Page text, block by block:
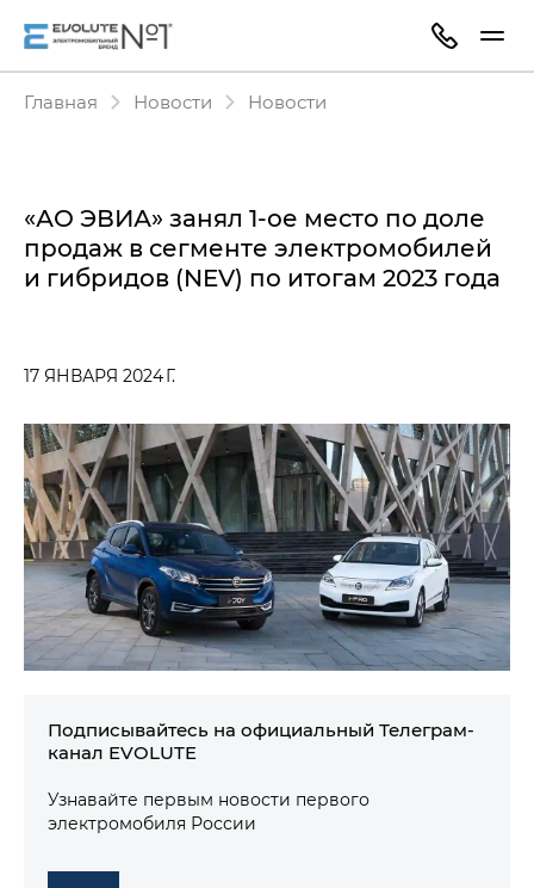
Главная Новости Новости
«АО ЭВИА» занял 1-ое место по доле
продаж в сегменте электромобилей
и гибридов (NEV) по итогам 2023 года
17 ЯНВАРЯ 2024 Г.
Подписывайтесь на официальный Телеграм-
канал EVOLUTE
Узнавайте первым новости первого
электромобиля России